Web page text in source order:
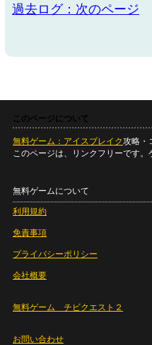
過去ログ：次のページ
このページについて
無料ゲーム：アイスブレイク攻略・
このページは、リンクフリーです。
無料ゲームについて
利用規約
免責事項
プライバシーポリシー
会社概要
無料ゲーム チビクエスト２
お問い合わせ